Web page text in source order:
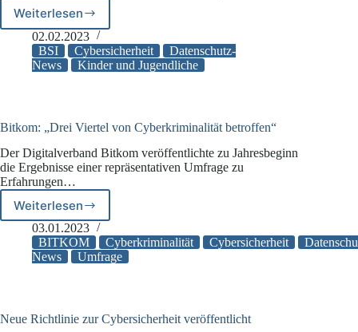
Weiterlesen
BSI:
Cyber-
Sicherheit
für
02.02.2023
BSI
Cybersicherheit
Datenschutz-
News
Kinder und Jugendliche
Bitkom: „Drei Viertel von Cyberkriminalität betroffen“
Der Digitalverband Bitkom veröffentlichte zu Jahresbeginn
die Ergebnisse einer repräsentativen Umfrage zu
Erfahrungen…
Weiterlesen
Bitkom:
„Drei
Viertel
von
03.01.2023
BITKOM
Cyberkriminalität Cybersicherheit
News
Umfrage
Neue Richtlinie zur Cybersicherheit veröffentlicht